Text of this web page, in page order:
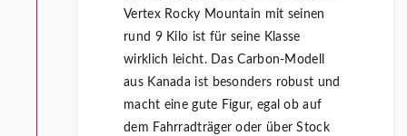
Vertex Rocky Mountain mit seinen
rund 9 Kilo ist für seine Klasse
wirklich leicht. Das Carbon-Modell
aus Kanada ist besonders robust und
macht eine gute Figur, egal ob auf
dem Fahrradträger oder über Stock